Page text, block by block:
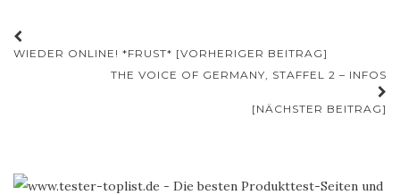
Beitrags-
Navigation
WIEDER ONLINE! *FRUST* [VORHERIGER BEITRAG]
THE VOICE OF GERMANY, STAFFEL 2 – INFOS
[NÄCHSTER BEITRAG]